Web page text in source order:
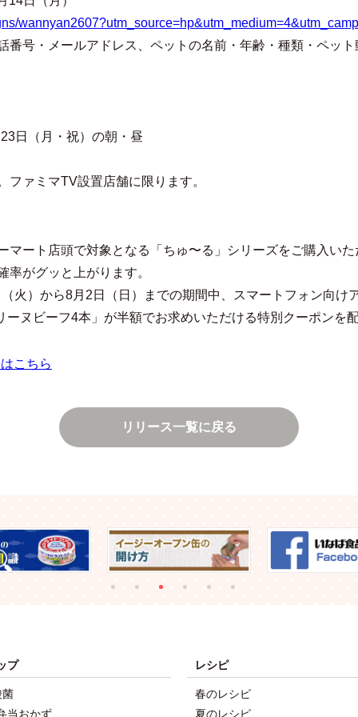
番号・メールアドレス、ペットの名前・年齢・種類・ペッ
日（月・祝）の朝・昼
ァミマTV設置店舗に限ります。
マート店頭で対象となる「ちゅ〜る」シリーズをご購入い
率がグッと上がります。
火）から8月2日（日）までの期間中、スマートフォン向け
ーヌビーフ4本」が半額でお求めいただける特別クーポンを
こちら
リリース一覧に戻る
プ
菌
当おかず
レシピ
春のレシピ
夏のレシピ